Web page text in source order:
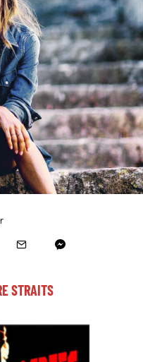
STRAITS